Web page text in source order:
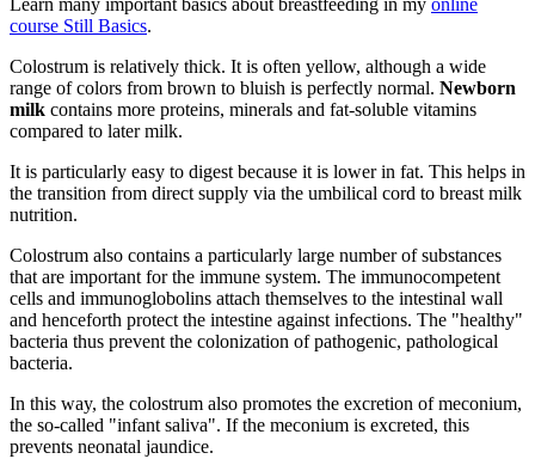
Learn many important basics about breastfeeding in my online
course Still Basics.
Colostrum is relatively thick. It is often yellow, although a wide
range of colors from brown to bluish is perfectly normal. Newborn
milk contains more proteins, minerals and fat-soluble vitamins
compared to later milk.
It is particularly easy to digest because it is lower in fat. This helps in
the transition from direct supply via the umbilical cord to breast milk
nutrition.
Colostrum also contains a particularly large number of substances
that are important for the immune system. The immunocompetent
cells and immunoglobolins attach themselves to the intestinal wall
and henceforth protect the intestine against infections. The "healthy"
bacteria thus prevent the colonization of pathogenic, pathological
bacteria.
In this way, the colostrum also promotes the excretion of meconium,
the so-called "infant saliva". If the meconium is excreted, this
prevents neonatal jaundice.